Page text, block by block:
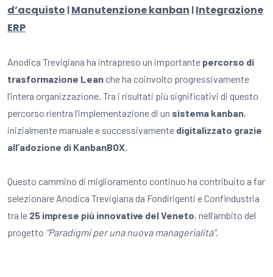
d’acquisto | Manutenzione kanban | Integrazione
ERP
Anodica Trevigiana ha intrapreso un importante percorso di
trasformazione Lean che ha coinvolto progressivamente
l’intera organizzazione. Tra i risultati più significativi di questo
percorso rientra l’implementazione di un sistema kanban,
inizialmente manuale e successivamente digitalizzato grazie
all’adozione di KanbanBOX.
Questo cammino di miglioramento continuo ha contribuito a far
selezionare Anodica Trevigiana da Fondirigenti e Confindustria
tra le 25 imprese più innovative del Veneto, nell’ambito del
progetto “Paradigmi per una nuova managerialità”.